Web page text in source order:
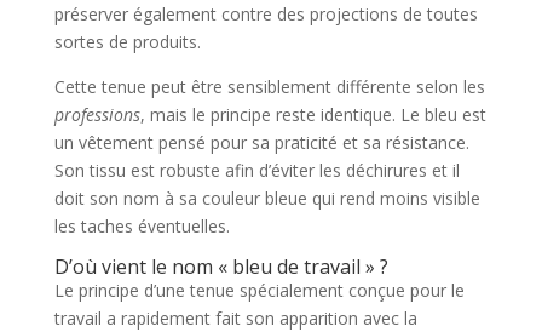
préserver également contre des projections de toutes
sortes de produits.
Cette tenue peut être sensiblement différente selon les
professions, mais le principe reste identique. Le bleu est
un vêtement pensé pour sa praticité et sa résistance.
Son tissu est robuste afin d’éviter les déchirures et il
doit son nom à sa couleur bleue qui rend moins visible
les taches éventuelles.
D’où vient le nom « bleu de travail » ?
Le principe d’une tenue spécialement conçue pour le
travail a rapidement fait son apparition avec la